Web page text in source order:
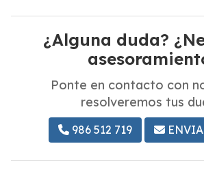
¿Alguna duda?
Ponte en contacto con
resolveremos tus
986 512 719